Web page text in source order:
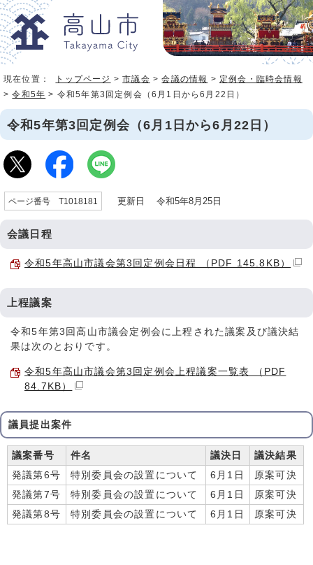
現在位置： トップページ >市議会 >会議の情報 > 定例会・臨時会情報
>令和5年 > 令和5年第3回定例会（6月1日から6月22日）
令和5年第3回定例会（6月1日から6月22日）
ページ番号 T1018181 更新日 令和5年8月25日
会議日程
令和5年高山市議会第3回定例会日程 （PDF 145.8KB）
上程議案
令和5年第3回高山市議会定例会に上程された議案及び議決結
果は次のとおりです。
令和5年高山市議会第3回定例会上程議案一覧表 （PDF
84.7KB）
議員提出案件
議案番号 件名 議決日
議決結果
発議第6号
特別委員会の設置について 6月1日
原案可決
発議第7号
特別委員会の設置について 6月1日
原案可決
発議第8号
特別委員会の設置について 6月1日 原案可決